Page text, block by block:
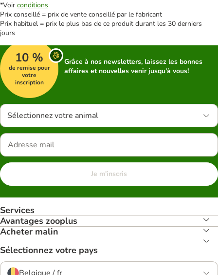
*Voir conditions
Prix conseillé = prix de vente conseillé par le fabricant
Prix habituel = prix le plus bas de ce produit durant les 30 derniers
jours
10 %
de remise pour
votre
inscription
Grâce à nos newsletters, laissez les bonnes
affaires et nouvelles venir jusqu'à vous!
Sélectionnez votre animal
Je m'inscris
Services
Avantages zooplus
Acheter malin
Sélectionnez votre pays